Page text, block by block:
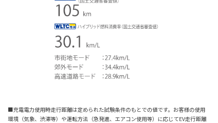
■充電電力使用時走行距離は定められた試験条件のもとでの値です。お客様の使用
環境（気象、渋滞等）や運転方法（急発進、エアコン使用等）に応じてEV走行距離